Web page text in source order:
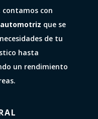
contamos con
que se
de tu
hasta
un rendimiento